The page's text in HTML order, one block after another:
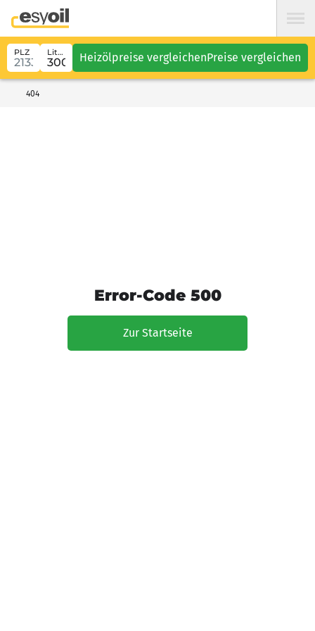
PLZ Liter Heizölpreise vergleichenPreise vergleichen
404
Error-Code 500
Zur Startseite